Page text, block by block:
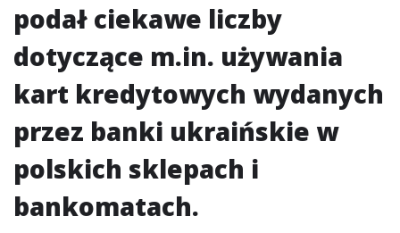
podał ciekawe liczby
dotyczące m.in. używania
kart kredytowych wydanych
przez banki ukraińskie w
polskich sklepach i
bankomatach.